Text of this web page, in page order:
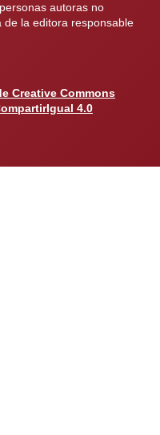
autoras no
de la editora responsable
Creative Commons
4.0